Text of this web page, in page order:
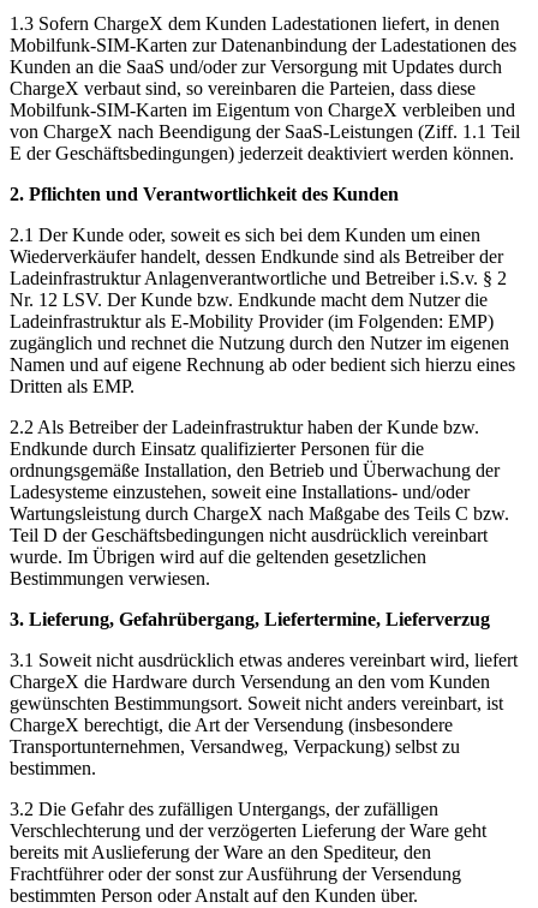
1.3 Sofern ChargeX dem Kunden Ladestationen liefert, in denen
Mobilfunk-SIM-Karten zur Datenanbindung der Ladestationen des
Kunden an die SaaS und/oder zur Versorgung mit Updates durch
ChargeX verbaut sind, so vereinbaren die Parteien, dass diese
Mobilfunk-SIM-Karten im Eigentum von ChargeX verbleiben und
von ChargeX nach Beendigung der SaaS-Leistungen (Ziff. 1.1 Teil
E der Geschäftsbedingungen) jederzeit deaktiviert werden können.
2. Pflichten und Verantwortlichkeit des Kunden
2.1 Der Kunde oder, soweit es sich bei dem Kunden um einen
Wiederverkäufer handelt, dessen Endkunde sind als Betreiber der
Ladeinfrastruktur Anlagenverantwortliche und Betreiber i.S.v. § 2
Nr. 12 LSV. Der Kunde bzw. Endkunde macht dem Nutzer die
Ladeinfrastruktur als E-Mobility Provider (im Folgenden: EMP)
zugänglich und rechnet die Nutzung durch den Nutzer im eigenen
Namen und auf eigene Rechnung ab oder bedient sich hierzu eines
Dritten als EMP.
2.2 Als Betreiber der Ladeinfrastruktur haben der Kunde bzw.
Endkunde durch Einsatz qualifizierter Personen für die
ordnungsgemäße Installation, den Betrieb und Überwachung der
Ladesysteme einzustehen, soweit eine Installations- und/oder
Wartungsleistung durch ChargeX nach Maßgabe des Teils C bzw.
Teil D der Geschäftsbedingungen nicht ausdrücklich vereinbart
wurde. Im Übrigen wird auf die geltenden gesetzlichen
Bestimmungen verwiesen.
3. Lieferung, Gefahrübergang, Liefertermine, Lieferverzug
3.1 Soweit nicht ausdrücklich etwas anderes vereinbart wird, liefert
ChargeX die Hardware durch Versendung an den vom Kunden
gewünschten Bestimmungsort. Soweit nicht anders vereinbart, ist
ChargeX berechtigt, die Art der Versendung (insbesondere
Transportunternehmen, Versandweg, Verpackung) selbst zu
bestimmen.
3.2 Die Gefahr des zufälligen Untergangs, der zufälligen
Verschlechterung und der verzögerten Lieferung der Ware geht
bereits mit Auslieferung der Ware an den Spediteur, den
Frachtführer oder der sonst zur Ausführung der Versendung
bestimmten Person oder Anstalt auf den Kunden über.